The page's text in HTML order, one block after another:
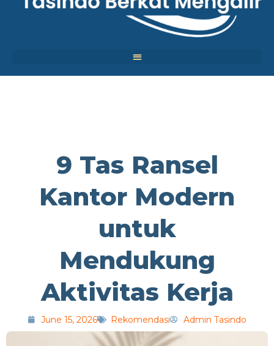
9 Tas Ransel
Kantor Modern
untuk
Mendukung
Aktivitas Kerja
June 15, 2026 Rekomendasi Admin Tasindo